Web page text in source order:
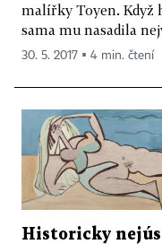
malířky Toyen. Když
sama mu nasadila
30. 5. 2017 ▪ 4 min. čtení
Historicky